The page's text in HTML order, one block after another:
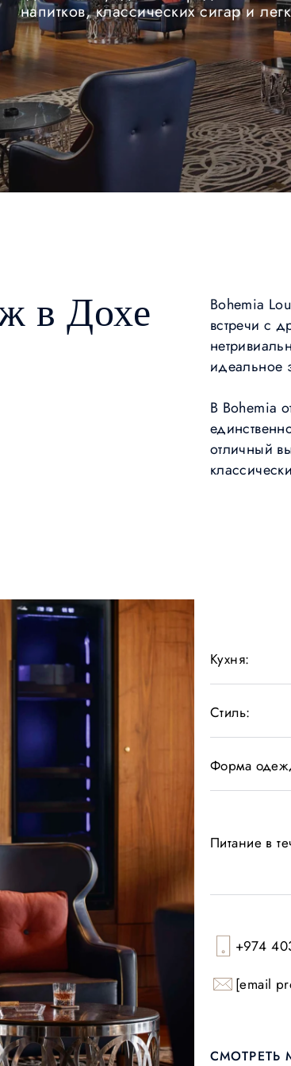
напитков, классических сигар и
в Дохе
Bohemia
встречи с
идеальное
В Bohemia
отличный
Кухня:
Стиль:
Форма
Питание в
+974
[email
СМОТРЕТЬ